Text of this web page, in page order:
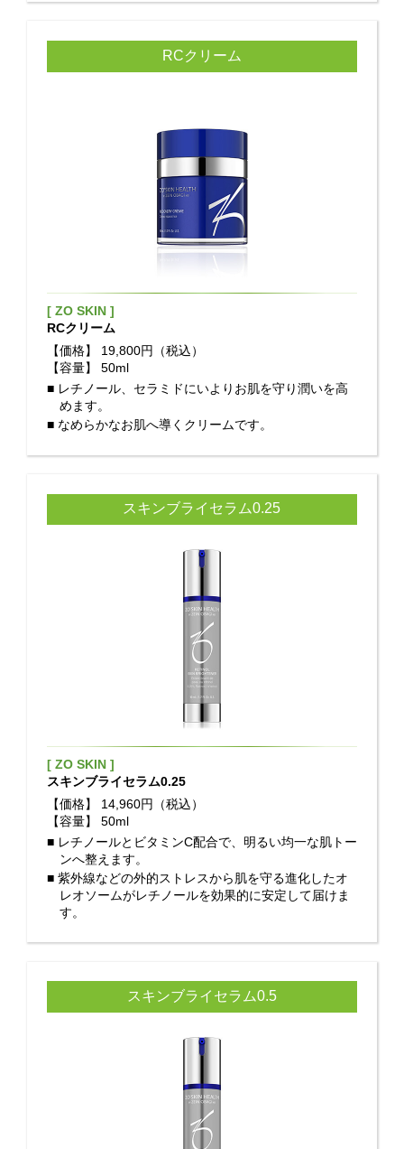
RCクリーム
[ ZO SKIN ]
RCクリーム
【価格】
19,800円（税込）
【容量】
50ml
■ レチノール、セラミドにいよりお肌を守り潤いを高
めます。
■ なめらかなお肌へ導くクリームです。
スキンブライセラム0.25
[ ZO SKIN ]
スキンブライセラム0.25
【価格】
14,960円（税込）
【容量】
50ml
■ レチノールとビタミンC配合で、明るい均一な肌トー
ンへ整えます。
■ 紫外線などの外的ストレスから肌を守る進化したオ
レオソームがレチノールを効果的に安定して届けま
す。
スキンブライセラム0.5